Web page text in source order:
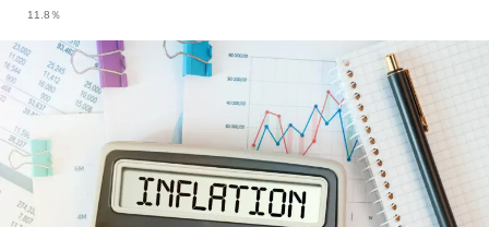
11.8％